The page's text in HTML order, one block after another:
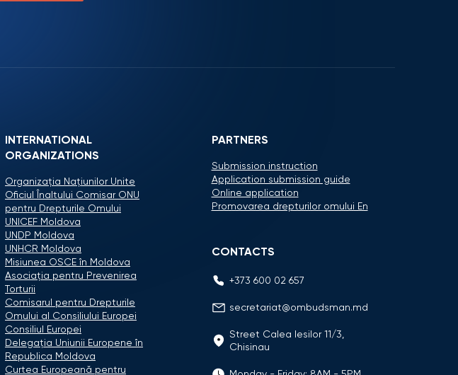
INTERNATIONAL
ORGANIZATIONS
Organizaţia Naţiunilor Unite
Oficiul Înaltului Comisar ONU
pentru Drepturile Omului
UNICEF Moldova
UNDP Moldova
UNHCR Moldova
Misiunea OSCE în Moldova
Asociaţia pentru Prevenirea
Torturii
Comisarul pentru Drepturile
Omului al Consiliului Europei
Consiliul Europei
Delegaţia Uniunii Europene în
Republica Moldova
Curtea Europeană pentru
PARTNERS
Submission instruction
Application submission guide
Online application
Promovarea drepturilor omului En
CONTACTS
+373 600 02 657
secretariat@ombudsman.md
Street Calea Iesilor 11/3,
Chisinau